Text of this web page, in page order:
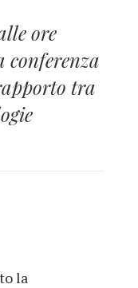
ore
conferenza
tra
la